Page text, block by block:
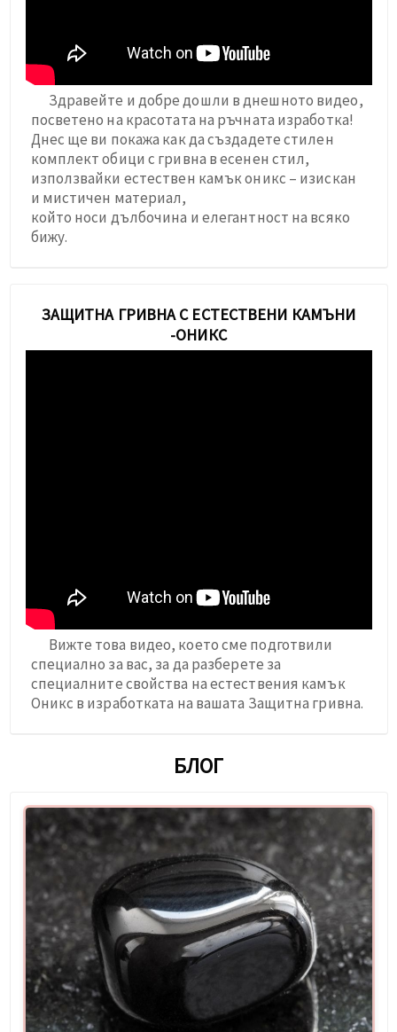
Здравейте и добре дошли в днешното видео,
посветено на красотата на ръчната изработка!
Днес ще ви покажа как да създадете стилен
комплект обици с гривна в есенен стил,
използвайки естествен камък оникс – изискан
и мистичен материал,
който носи дълбочина и елегантност на всяко
бижу.
ЗАЩИТНА ГРИВНА С ЕСТЕСТВЕНИ КАМЪНИ
-ОНИКС
Вижте това видео, което сме подготвили
специално за вас, за да разберете за
специалните свойства на естествения камък
Оникс в изработката на вашата Защитна гривна.
БЛОГ